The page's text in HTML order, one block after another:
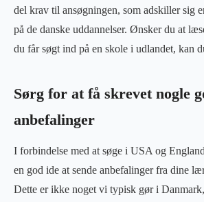
del krav til ansøgningen, som adskiller sig
på de danske uddannelser. Ønsker du at
du får søgt ind på en skole i udlandet, kan
Sørg for at få skrevet nogle
anbefalinger
I forbindelse med at søge i USA og
en god ide at sende anbefalinger fra dine
Dette er ikke noget vi typisk gør i